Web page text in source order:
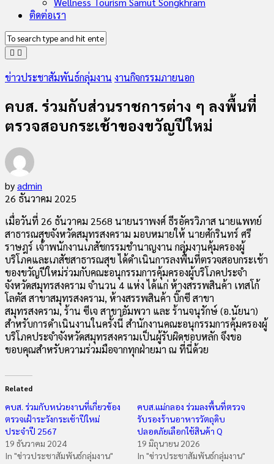
ติดต่อเรา
ข่าวประชาสัมพันธ์กลุ่มงาน งานกิจกรรมภายนอก
คบส. ร่วมกับส่วนราชการต่าง ๆ ลงพื้นที่
ตรวจสอบกระเช้าของขวัญปีใหม่
byadmin
26 ธันวาคม 2025
เมื่อวันที่ 26 ธันวาคม 2568 นายนราพงศ์ ธีรอัครวิภาส นายแพทย์
สาธารณสุขจังหวัดสมุทรสงคราม มอบหมายให้ นายศักรินทร์ ศรี
ราษฎร์ เจ้าพนักงานเภสัชกรรมชำนาญงาน กลุ่มงานคุ้มครองผู้
บริโภคและเภสัชสาธารณสุข ได้ดำเนินการลงพื้นที่ตรวจสอบกระเช้า
ของขวัญปีใหม่ร่วมกับคณะอนุกรรมการคุ้มครองผู้บริโภคประจำ
จังหวัดสมุทรสงคราม จำนวน 4 แห่ง ได้แก่ ห้างสรรพสินค้า เทสโก้
โลตัส สาขาสมุทรสงคราม, ห้างสรรพสินค้า บิ๊กซี สาขา
สมุทรสงคราม, ร้าน ซีเจ สาขาอัมพวา และ ร้านจนุรักษ์ (อ.นัยนา)
สำหรับการดำเนินงานในครั้งนี้ สำนักงานคณะอนุกรรมการคุ้มครองผู้
บริโภคประจำจังหวัดสมุทรสงครามเป็นผู้รับผิดชอบหลัก จึงขอ
ขอบคุณสำหรับความร่วมมือจากทุกฝ่ายมา ณ ที่นี่ด้วย
Related
คบส. ร่วมกับหน่วยงานที่เกี่ยวข้อง
ตรวจเฝ้าระวังกระเช้าปีใหม่
ประจำปี 2567
19 ธันวาคม 2024
In "ข่าวประชาสัมพันธ์กลุ่มงาน"
คบส.แม่กลอง ร่วมลงพื้นที่ตรวจ
รับรองร้านอาหารวัตถุดิบ
ปลอดภัยเลือกใช้สินค้า Q
19 มิถุนายน 2026
In "ข่าวประชาสัมพันธ์กลุ่มงาน"